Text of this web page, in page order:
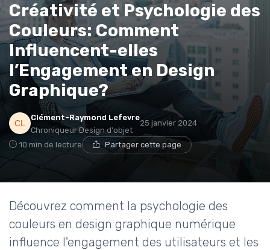
Créativité et Psychologie des
Couleurs: Comment
Influencent-elles
l’Engagement en Design
Graphique?
Clément-Raymond Lefevre
Chroniqueur Design d'objet
25 janvier 2024
10 min de lecture Partager cette page
Découvrez comment la psychologie des
couleurs en design graphique numérique
influence l'engagement des utilisateurs et les